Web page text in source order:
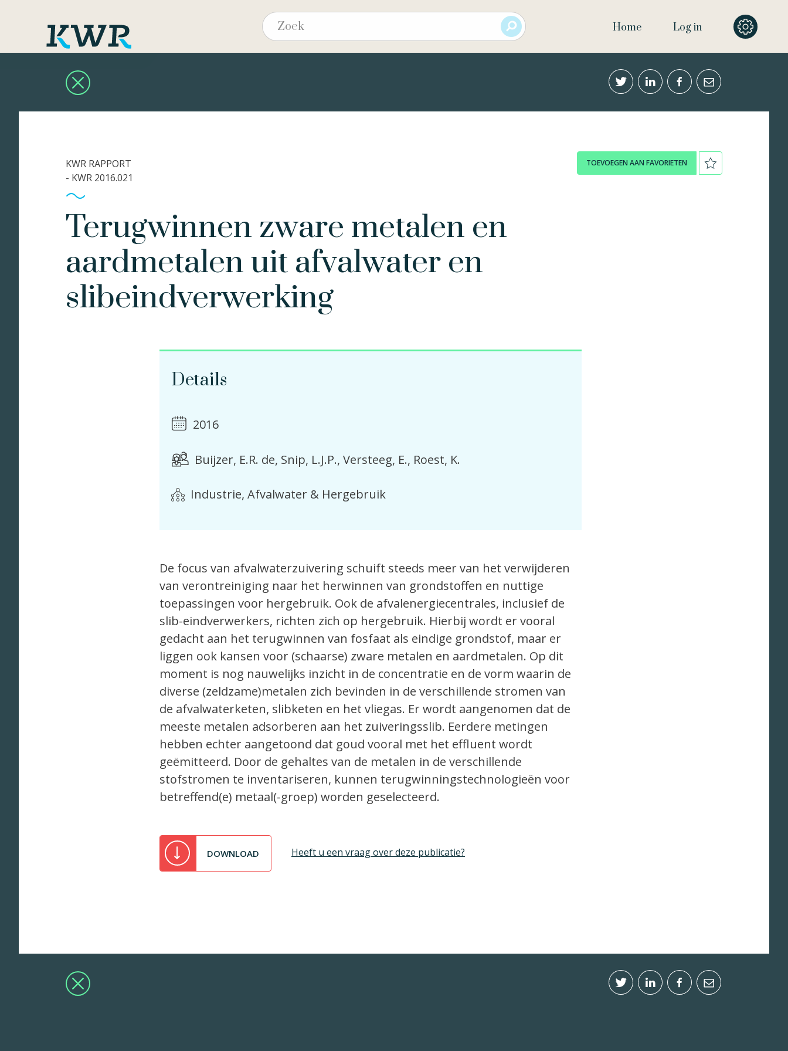
Home Log in
KWR RAPPORT
- KWR 2016.021
TOEVOEGEN AAN FAVORIETEN
Terugwinnen zware metalen en
aardmetalen uit afvalwater en
slibeindverwerking
Details
2016
Buijzer, E.R. de Snip, L.J.P. Versteeg, E. Roest, K.
Industrie, Afvalwater & Hergebruik
De focus van afvalwaterzuivering schuift steeds meer van het verwijderen
van verontreiniging naar het herwinnen van grondstoffen en nuttige
toepassingen voor hergebruik. Ook de afvalenergiecentrales, inclusief de
slib-eindverwerkers, richten zich op hergebruik. Hierbij wordt er vooral
gedacht aan het terugwinnen van fosfaat als eindige grondstof, maar er
liggen ook kansen voor (schaarse) zware metalen en aardmetalen. Op dit
moment is nog nauwelijks inzicht in de concentratie en de vorm waarin de
diverse (zeldzame)metalen zich bevinden in de verschillende stromen van
de afvalwaterketen, slibketen en het vliegas. Er wordt aangenomen dat de
meeste metalen adsorberen aan het zuiveringsslib. Eerdere metingen
hebben echter aangetoond dat goud vooral met het effluent wordt
geëmitteerd. Door de gehaltes van de metalen in de verschillende
stofstromen te inventariseren, kunnen terugwinningstechnologieën voor
betreffend(e) metaal(-groep) worden geselecteerd.
DOWNLOAD Heeft u een vraag over deze publicatie?